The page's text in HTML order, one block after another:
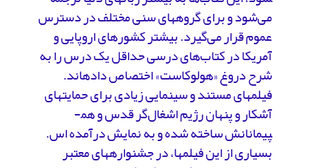
می‌شود و برای گروه­های سنی مختلف در دسترس
عموم قرار می‌گیرد. بیشتر کشورهای اروپایی و
آمریکا در کتاب‌های درسی حداقل یک درس را به
شرح دروغ «هولوکاست» اختصاص داده­اند.
فیلم­های مستند و سینمایی زیادی برای حمایت­های
آشکار و پنهان رژیم اشغال‌گر قدس و هم­
پیمانانش ساخته شده و به نمایش درآمده اس.
بسیاری از این فیلم­ها، در جشنواره­های معتبر